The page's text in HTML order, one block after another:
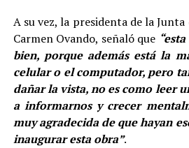
A su vez, la presidenta de la Junta
Carmen Ovando, señaló que
bien, porque además está la
celular o el computador, pero
dañar la vista, no es como leer
a informarnos y crecer
muy agradecida de que hayan
inaugurar esta obra”.